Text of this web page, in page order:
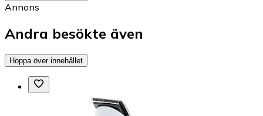
Annons
Andra besökte även
Hoppa över innehållet